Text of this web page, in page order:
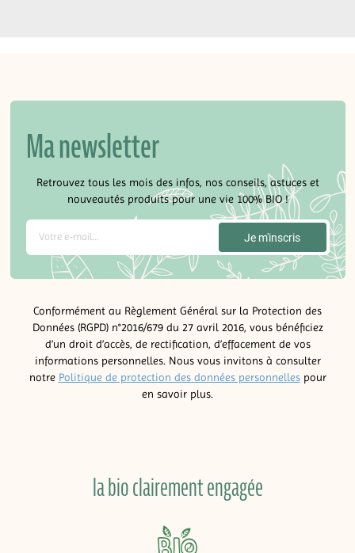
Ma newsletter
Retrouvez tous les mois des infos, nos conseils, astuces et
nouveautés produits pour une vie 100% BIO !
Conformément au Règlement Général sur la Protection des
Données (RGPD) n°2016/679 du 27 avril 2016, vous bénéficiez
d’un droit d’accès, de rectification, d’effacement de vos
informations personnelles. Nous vous invitons à consulter
notre Politique de protection des données personnellespour
en savoir plus.
la bio clairement engagée